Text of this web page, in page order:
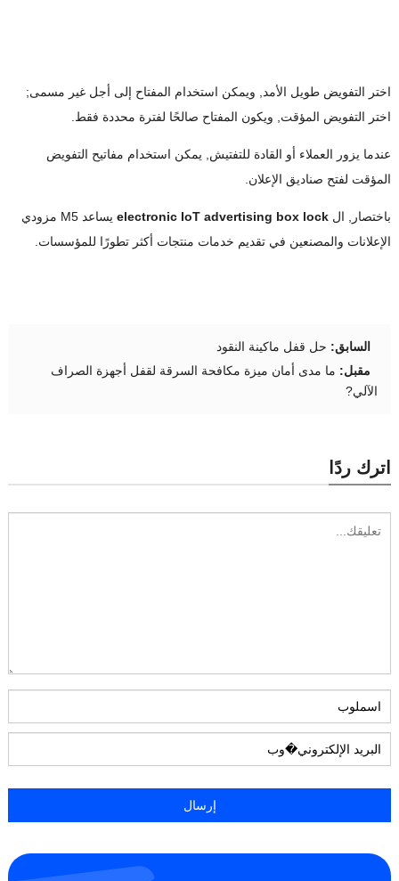
اختر التفويض طويل الأمد, ويمكن استخدام المفتاح إلى أجل غير مسمى;
اختر التفويض المؤقت, ويكون المفتاح صالحًا لفترة محددة فقط.
عندما يزور العملاء أو القادة للتفتيش, يمكن استخدام مفاتيح التفويض
المؤقت لفتح صناديق الإعلان.
باختصار, ال electronic IoT advertising box lock
يساعد M5 مزودي
الإعلانات والمصنعين في تقديم خدمات منتجات أكثر تطورًا للمؤسسات.
السابق: حل قفل ماكينة النقود
مقبل: ما مدى أمان ميزة مكافحة السرقة لقفل أجهزة الصراف
الآلي?
اترك ردًا